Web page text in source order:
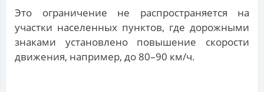
Это ограничение не распространяется на
участки населенных пунктов, где дорожными
знаками установлено повышение скорости
движения, например, до 80–90 км/ч.